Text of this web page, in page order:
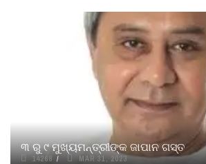
୩ ରୁ ୯ ମୁଖ୍ୟମନ୍ତ୍ରୀଙ୍କ ଜାପାନ ଗସ୍ତ
14268 MAR 31, 2023